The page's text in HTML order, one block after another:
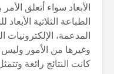
الأبعاد سواء أتعلق
الطباعة الثلاثية
المدعمة، الإلكترونيات
وغيرها من الأمور
كانت النتائج رائعة